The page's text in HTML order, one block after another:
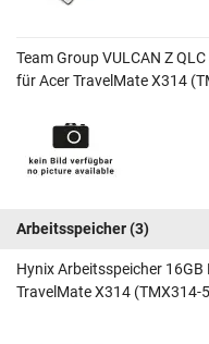
Team Group VULCAN Z
für Acer TravelMate X314
Arbeitsspeicher(3)
Hynix Arbeitsspeicher
TravelMate X314 (TMX314-